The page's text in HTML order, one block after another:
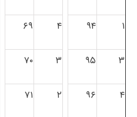
۱ ۹۴ ۴ ۶۹
۳ ۹۵ ۳ ۷۰
۴ ۹۶ ۲ ۷۱